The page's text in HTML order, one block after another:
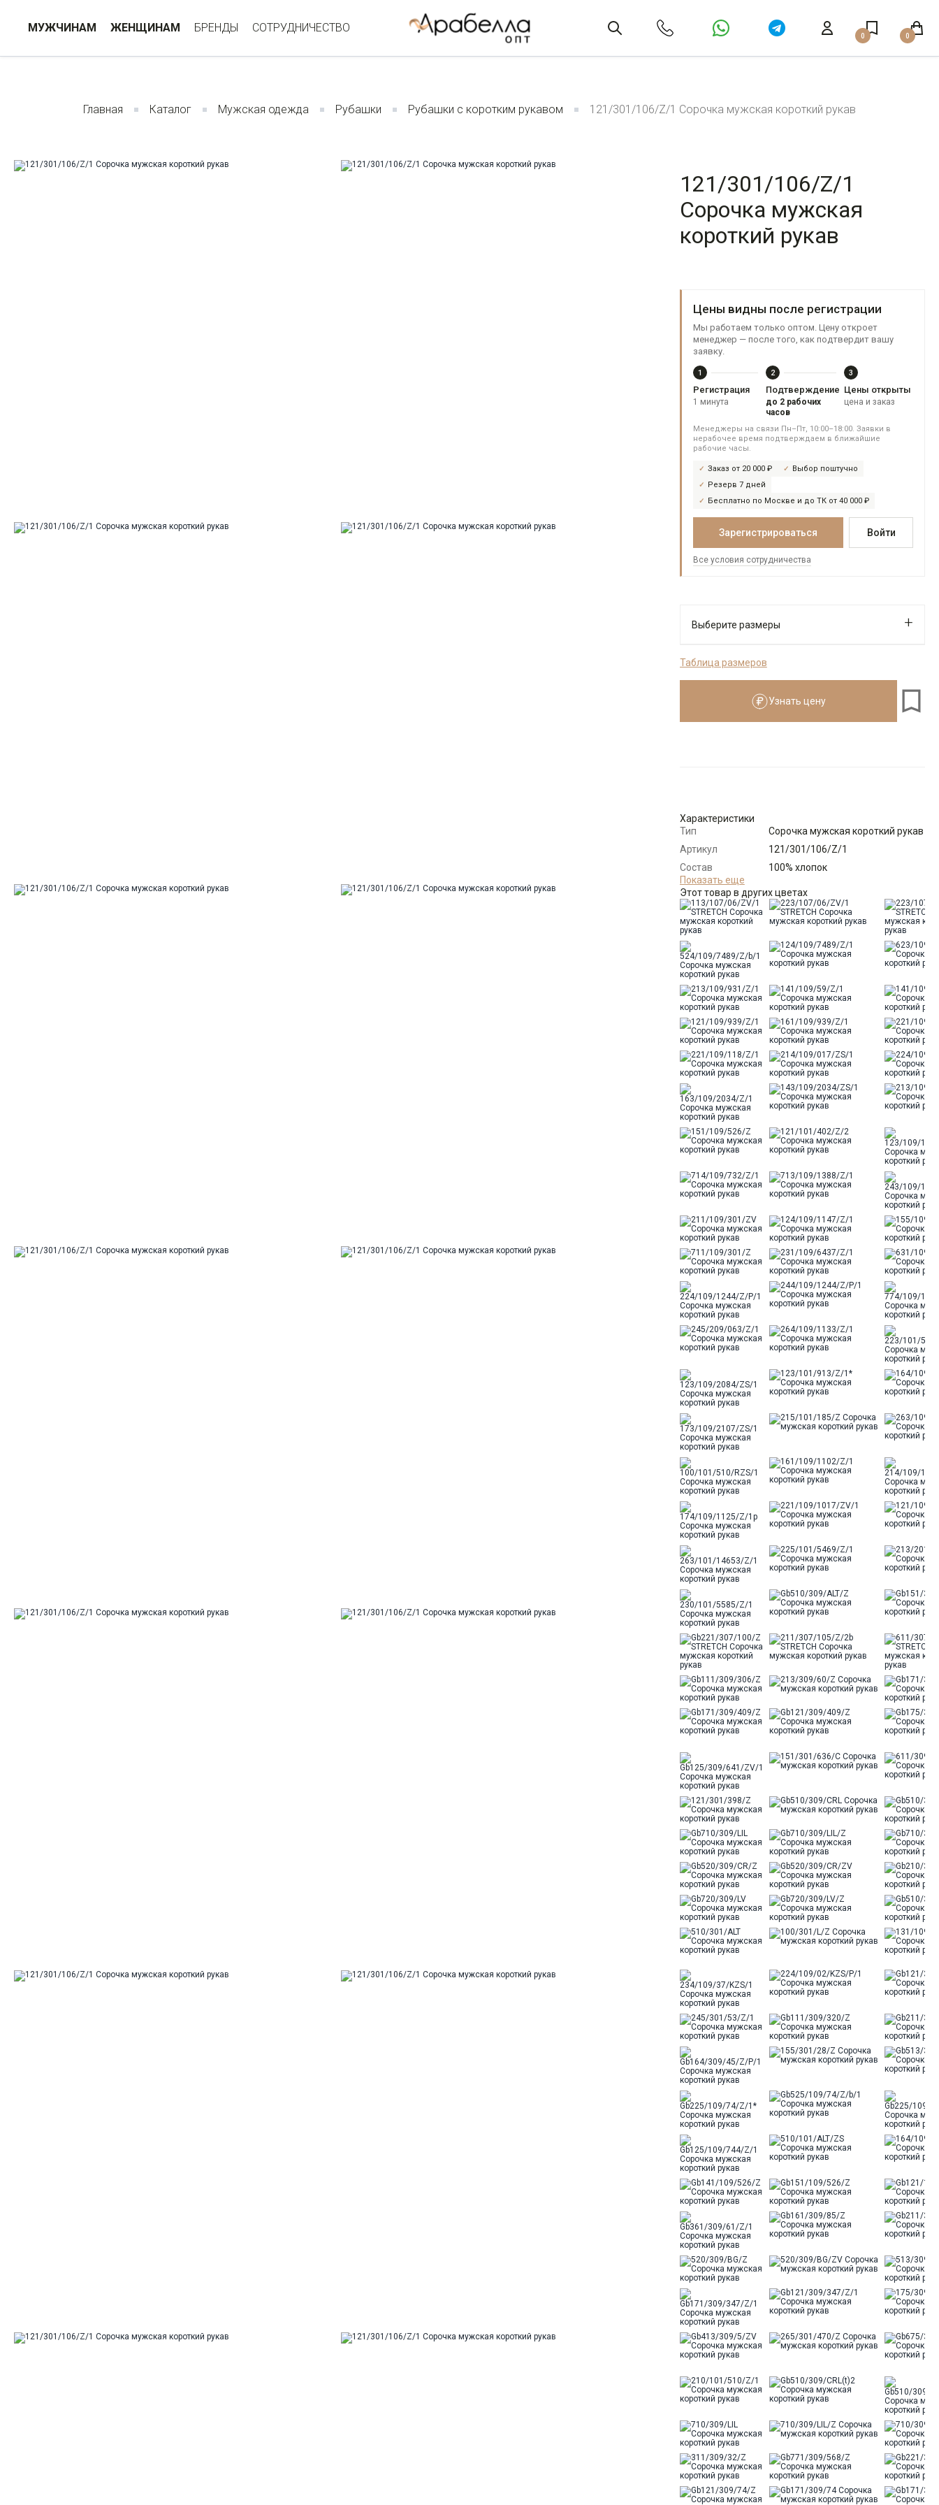
МУЖЧИНАМ ЖЕНЩИНАМ БРЕНДЫ СОТРУДНИЧЕСТВО
0 0
Главная Каталог Мужская одежда Рубашки Рубашки с коротким рукавом 121/301/106/Z/1 Сорочка мужская короткий рукав
121/301/106/Z/1
Сорочка мужская
короткий рукав
Цены видны после регистрации
Мы работаем только оптом. Цену откроет
менеджер — после того, как подтвердит вашу
заявку.
1
Регистрация
1 минута
2
Подтверждение
до 2 рабочих
часов
3
Цены открыты
цена и заказ
Менеджеры на связи Пн–Пт, 10:00–18:00. Заявки в
нерабочее время подтверждаем в ближайшие
рабочие часы.
Заказ от 20 000 ₽
Выбор поштучно
Резерв 7 дней
Бесплатно по Москве и до ТК от 40 000 ₽
Зарегистрироваться Войти
Все условия сотрудничества
Выберите размеры
- + 16
40
Выбрать размерный ряд
Таблица размеров
Узнать цену
Характеристики
Тип
Сорочка мужская короткий рукав
Артикул
121/301/106/Z/1
Состав
сырья
100% хлопок
Бренд
GREG
Модель
Зауженная
Цвет
Отделка
Сорочки: внутренняя стойка
воротника из ткани компаньона
Ворот
Французский
Карман
стандартный, слева, накладной
Силуэт
Полуприталенный силуэт /
Regular fit
Показать еще
Этот товар в других цветах